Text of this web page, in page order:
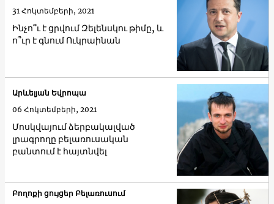
Ինչո՞ւ է ցրվում Զելենսկու թիմը, և
ո՞ւր է գնում Ուկրաինան
31 Հոկտեմբերի, 2021
Մոսկվայում ձերբակալված
լրագրողը բելառուսական
բանտում է հայտնվել
Արևելյան Եվրոպա
06 Հոկտեմբերի, 2021
Բողոքի ցույցեր Բելառուսում